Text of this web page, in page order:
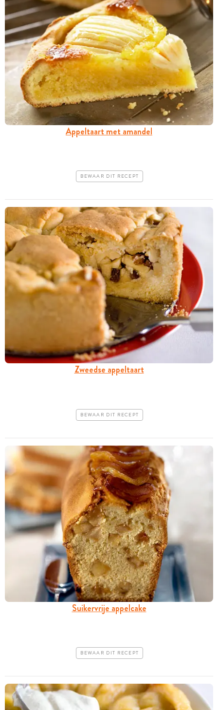
Appeltaart met amandel
BEWAAR DIT RECEPT
Zweedse appeltaart
BEWAAR DIT RECEPT
Suikervrije appelcake
BEWAAR DIT RECEPT